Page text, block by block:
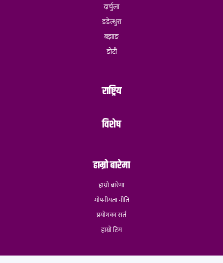
दार्चुला
डडेल्धुरा
बझाङ
डोटी
राष्ट्रिय
विशेष
हाम्रो बारेमा
हाम्रो बारेमा
गोपनीयता नीति
प्रयोगका सर्त
हाम्रो टिम